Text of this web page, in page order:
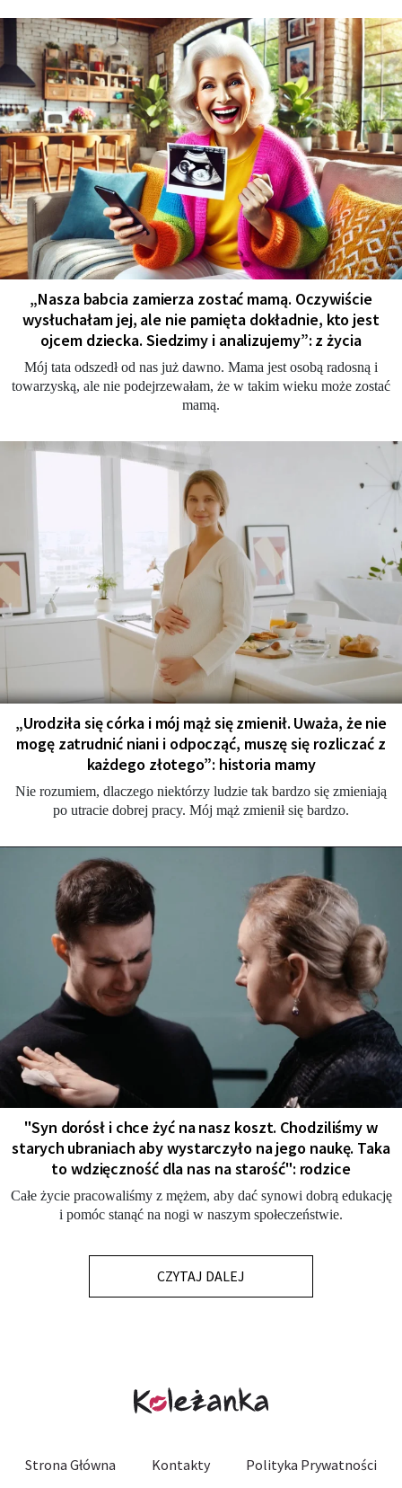
„Nasza babcia zamierza zostać mamą. Oczywiście
wysłuchałam jej, ale nie pamięta dokładnie, kto jest
ojcem dziecka. Siedzimy i analizujemy”: z życia
Mój tata odszedł od nas już dawno. Mama jest osobą radosną i
towarzyską, ale nie podejrzewałam, że w takim wieku może zostać
mamą.
„Urodziła się córka i mój mąż się zmienił. Uważa, że nie
mogę zatrudnić niani i odpocząć, muszę się rozliczać z
każdego złotego”: historia mamy
Nie rozumiem, dlaczego niektórzy ludzie tak bardzo się zmieniają
po utracie dobrej pracy. Mój mąż zmienił się bardzo.
"Syn dorósł i chce żyć na nasz koszt. Chodziliśmy w
starych ubraniach aby wystarczyło na jego naukę. Taka
to wdzięczność dla nas na starość": rodzice
Całe życie pracowaliśmy z mężem, aby dać synowi dobrą edukację
i pomóc stanąć na nogi w naszym społeczeństwie.
CZYTAJ DALEJ
Strona Główna Kontakty Polityka Prywatności